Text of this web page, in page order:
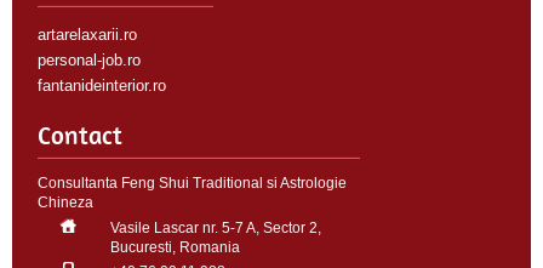
artarelaxarii.ro
personal-job.ro
fantanideinterior.ro
Contact
Consultanta Feng Shui Traditional si Astrologie
Chineza
Vasile Lascar nr. 5-7 A, Sector 2,
Bucuresti, Romania